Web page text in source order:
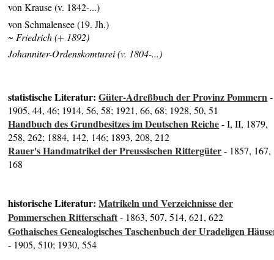
von Krause (v. 1842-...)
von Schmalensee (19. Jh.)
~ Friedrich (+ 1892)
Johanniter-Ordenskomturei (v. 1804-...)
statistische Literatur:Güter-Adreßbuch der Provinz Pommern-
1905, 44, 46; 1914, 56, 58; 1921, 66, 68; 1928, 50, 51
Handbuch des Grundbesitzes im Deutschen Reiche- I, II, 1879,
258, 262; 1884, 142, 146; 1893, 208, 212
Rauer's Handmatrikel der Preussischen Rittergüter- 1857, 167,
168
historische Literatur:Matrikeln und Verzeichnisse der
Pommerschen Ritterschaft- 1863, 507, 514, 621, 622
Gothaisches Genealogisches Taschenbuch der Uradeligen
- 1905, 510; 1930, 554